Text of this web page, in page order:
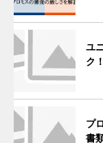
ユ
ク
プ
書